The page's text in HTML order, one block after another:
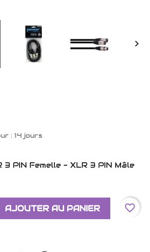

: 14 jours
3 PIN Femelle - XLR 3 PIN Mâle
AJOUTER AU PANIER favorite_border